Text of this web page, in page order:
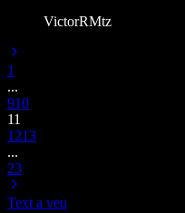
VictorRMtz
1
...
910
11
1213
...
23
Text a veu